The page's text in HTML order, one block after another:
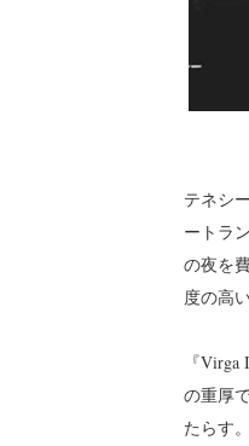
テネシ
ートラ
の夜を
度の高
『
の重厚
たらす